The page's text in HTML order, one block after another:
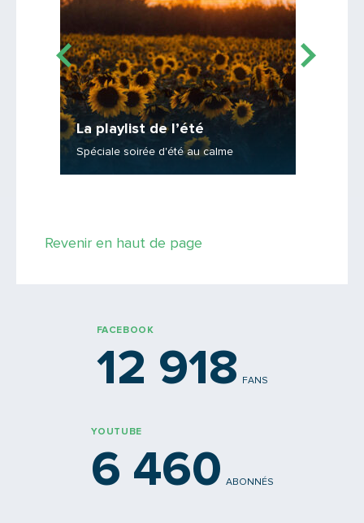
La playlist de l’été
Spéciale soirée d'été au calme
Revenir en haut de page
FACEBOOK
12 918 FANS
YOUTUBE
6 460 ABONNÉS